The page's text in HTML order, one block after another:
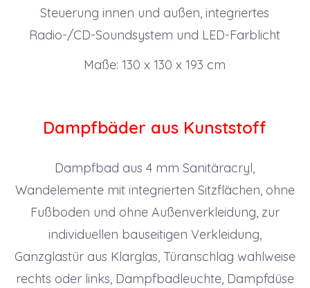
Steuerung innen und außen, integriertes
Radio-/CD-Soundsystem und LED-Farblicht
Maße: 130 x 130 x 193 cm
Dampfbäder aus Kunststoff
Dampfbad aus 4 mm Sanitäracryl,
Wandelemente mit integrierten Sitzflächen, ohne
Fußboden und ohne Außenverkleidung, zur
individuellen bauseitigen Verkleidung,
Ganzglastür aus Klarglas, Türanschlag wahlweise
rechts oder links, Dampfbadleuchte, Dampfdüse